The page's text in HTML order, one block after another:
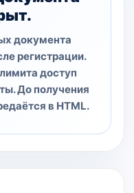
документа
регистрации.
доступ
До получения
в HTML.